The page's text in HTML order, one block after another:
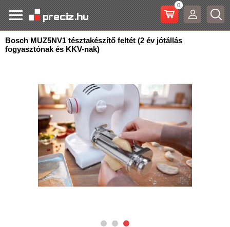
0
Bosch MUZ5NV1 tésztakészítő feltét (2 év jótállás
fogyasztónak és KKV-nak)